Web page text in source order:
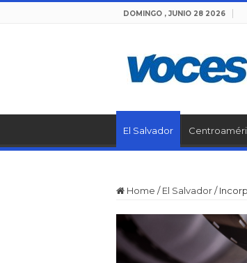
DOMINGO , JUNIO 28 2026
El Salvador
Home / El Salvador/